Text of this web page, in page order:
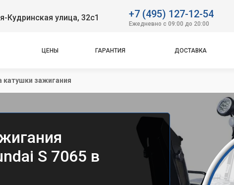
Кудринская улица, 32с1 +7 (495) 127-12-54
Ежедневно с 09:00 до 20:00
ЦЕНЫ ГАРАНТИЯ ДОСТАВКА
катушки зажигания
S 7065 в